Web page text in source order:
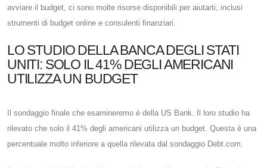
avviare il budget, ci sono molte risorse disponibili per aiutarti, inclusi
strumenti di budget online e consulenti finanziari.
LO STUDIO DELLA BANCA DEGLI STATI
UNITI: SOLO IL 41% DEGLI AMERICANI
UTILIZZA UN BUDGET
Il sondaggio finale che esamineremo è della US Bank. Il loro studio ha
rilevato che solo il 41% degli americani utilizza un budget. Questa è una
percentuale molto inferiore a quella rilevata dal sondaggio Debt.com.